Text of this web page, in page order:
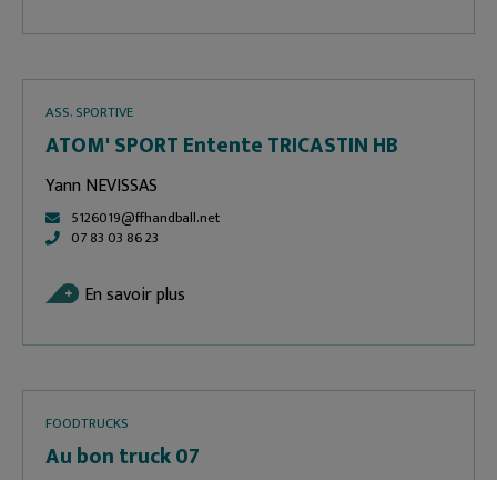
ASS. SPORTIVE
ATOM' SPORT Entente TRICASTIN HB
Yann NEVISSAS
5126019@ffhandball.net
07 83 03 86 23
En savoir plus
FOODTRUCKS
Au bon truck 07